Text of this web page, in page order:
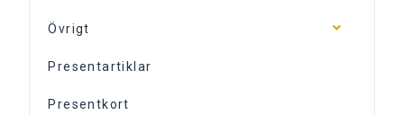
Övrigt
Presentartiklar
Presentkort